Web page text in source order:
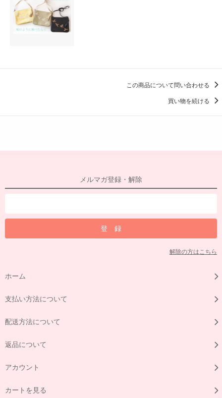
この商品について問い合わせる
買い物を続ける
メルマガ登録・解除
解除の方はこちら
ホーム
支払い方法について
配送方法について
返品について
アカウント
カートを見る